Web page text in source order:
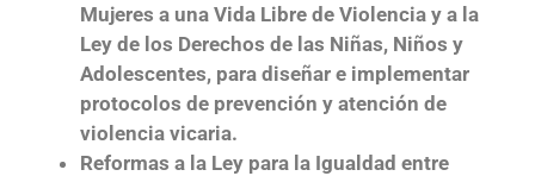
Mujeres a una Vida Libre de Violencia y a la
Ley de los Derechos de las Niñas, Niños y
Adolescentes, para diseñar e implementar
protocolos de prevención y atención de
violencia vicaria.
Reformas a la Ley para la Igualdad entre